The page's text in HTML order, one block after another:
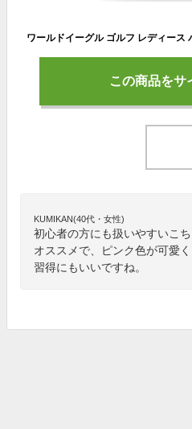
この商品をサ
KUMIKAN(40代・女性)
初心者の方にも扱いやすいこ
オススメで、ピンク色が可愛
習得にもいいですね。